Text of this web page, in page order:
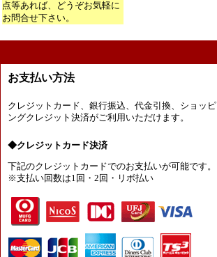
点等あれば、どうぞお気軽に
お問合せ下さい。
お支払い方法
クレジットカード、銀行振込、代金引換、ショッピ
ングクレジット決済がご利用いただけます。
◆クレジットカード決済
下記のクレジットカードでのお支払いが可能です。
※支払い回数は1回・2回・リボ払い